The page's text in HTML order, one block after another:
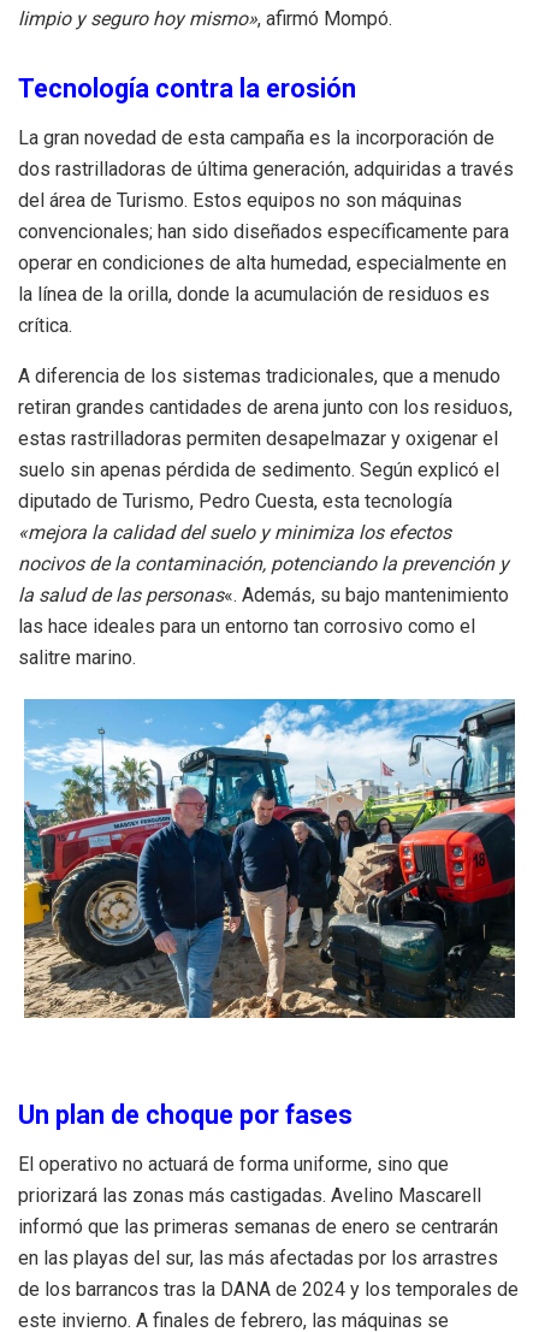
limpio y seguro hoy mismo», afirmó Mompó.
Tecnología contra la erosión
La gran novedad de esta campaña es la incorporación de
dos rastrilladoras de última generación, adquiridas a través
del área de Turismo. Estos equipos no son máquinas
convencionales; han sido diseñados específicamente para
operar en condiciones de alta humedad, especialmente en
la línea de la orilla, donde la acumulación de residuos es
crítica.
A diferencia de los sistemas tradicionales, que a menudo
retiran grandes cantidades de arena junto con los residuos,
estas rastrilladoras permiten desapelmazar y oxigenar el
suelo sin apenas pérdida de sedimento. Según explicó el
diputado de Turismo, Pedro Cuesta, esta tecnología
«mejora la calidad del suelo y minimiza los efectos
nocivos de la contaminación, potenciando la prevención y
la salud de las personas«. Además, su bajo mantenimiento
las hace ideales para un entorno tan corrosivo como el
salitre marino.
Un plan de choque por fases
El operativo no actuará de forma uniforme, sino que
priorizará las zonas más castigadas. Avelino Mascarell
informó que las primeras semanas de enero se centrarán
en las playas del sur, las más afectadas por los arrastres
de los barrancos tras la DANA de 2024 y los temporales de
este invierno. A finales de febrero, las máquinas se